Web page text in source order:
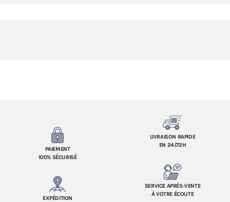
PAIEMENT
100% SÉCURISÉ
LIVRAISON RAPIDE
EN 24/72H
EXPÉDITION
SERVICE APRÈS-VENTE
À VOTRE ÉCOUTE